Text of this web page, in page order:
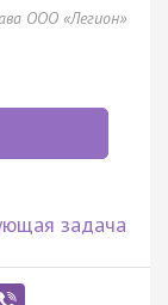
ООО «Легион»
задача